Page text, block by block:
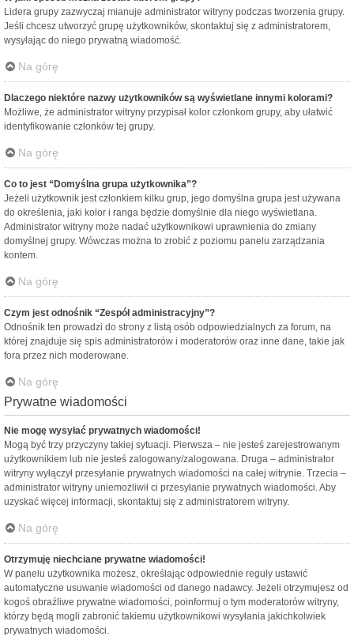
Lidera grupy zazwyczaj mianuje administrator witryny podczas tworzenia grupy.
Jeśli chcesz utworzyć grupę użytkowników, skontaktuj się z administratorem,
wysyłając do niego prywatną wiadomość.
Na górę
Dlaczego niektóre nazwy użytkowników są wyświetlane innymi kolorami?
Możliwe, że administrator witryny przypisał kolor członkom grupy, aby ułatwić
identyfikowanie członków tej grupy.
Na górę
Co to jest “Domyślna grupa użytkownika”?
Jeżeli użytkownik jest członkiem kilku grup, jego domyślna grupa jest używana
do określenia, jaki kolor i ranga będzie domyślnie dla niego wyświetlana.
Administrator witryny może nadać użytkownikowi uprawnienia do zmiany
domyślnej grupy. Wówczas można to zrobić z poziomu panelu zarządzania
kontem.
Na górę
Czym jest odnośnik “Zespół administracyjny”?
Odnośnik ten prowadzi do strony z listą osób odpowiedzialnych za forum, na
której znajduje się spis administratorów i moderatorów oraz inne dane, takie jak
fora przez nich moderowane.
Na górę
Prywatne wiadomości
Nie mogę wysyłać prywatnych wiadomości!
Mogą być trzy przyczyny takiej sytuacji. Pierwsza – nie jesteś zarejestrowanym
użytkownikiem lub nie jesteś zalogowany/zalogowana. Druga – administrator
witryny wyłączył przesyłanie prywatnych wiadomości na całej witrynie. Trzecia –
administrator witryny uniemożliwił ci przesyłanie prywatnych wiadomości. Aby
uzyskać więcej informacji, skontaktuj się z administratorem witryny.
Na górę
Otrzymuję niechciane prywatne wiadomości!
W panelu użytkownika możesz, określając odpowiednie reguły ustawić
automatyczne usuwanie wiadomości od danego nadawcy. Jeżeli otrzymujesz od
kogoś obraźliwe prywatne wiadomości, poinformuj o tym moderatorów witryny,
którzy będą mogli zabronić takiemu użytkownikowi wysyłania jakichkolwiek
prywatnych wiadomości.